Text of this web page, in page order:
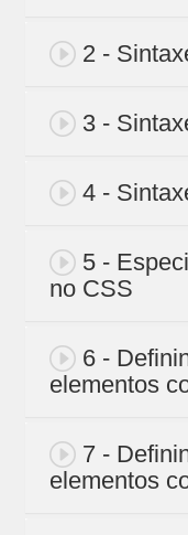
2 -
3 -
4 -
5 -
no CSS
6 -
elementos
7 -
elementos